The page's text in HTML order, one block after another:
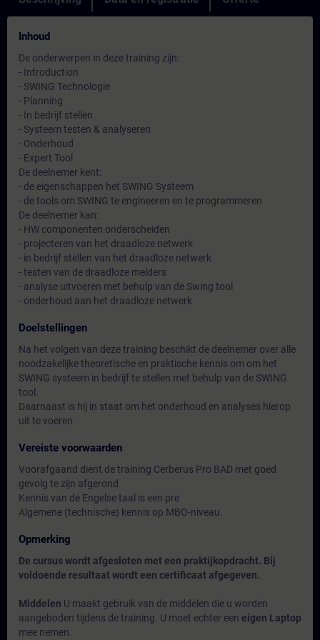
Inhoud
De onderwerpen in deze training zijn:
- Introduction
- SWING Technologie
- Planning
- In bedrijf stellen
- Systeem testen & analyseren
- Onderhoud
- Expert Tool
De deelnemer kent:
- de eigenschappen het SWING Systeem
- de tools om SWING te engineeren en te programmeren
De deelnemer kan:
- HW componenten onderscheiden
- projecteren van het draadloze netwerk
- in bedrijf stellen van het draadloze netwerk
- testen van de draadloze melders
- analyse uitvoeren met behulp van de Swing tool
- onderhoud aan het draadloze netwerk
Doelstellingen
Na het volgen van deze training beschikt de deelnemer over alle
noodzakelijke theoretische en praktische kennis om om het
SWING systeem in bedrijf te stellen met behulp van de SWING
tool.
Daarnaast is hij in staat om het onderhoud en analyses hierop
uit te voeren.
Vereiste voorwaarden
Voorafgaand dient de training Cerberus Pro BAD met goed
gevolg te zijn afgerond
Kennis van de Engelse taal is een pre
Algemene (technische) kennis op MBO-niveau.
Opmerking
De cursus wordt afgesloten met een praktijkopdracht. Bij
voldoende resultaat wordt een certificaat afgegeven.
Middelen U maakt gebruik van de middelen die u worden
aangeboden tijdens de training. U moet echter een eigen Laptop
mee nemen.